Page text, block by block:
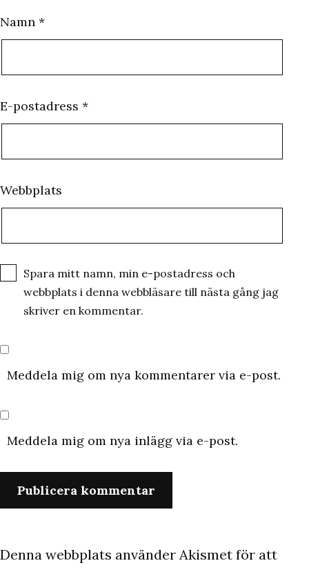
Namn *
E-postadress *
Webbplats
Spara mitt namn, min e-postadress och
webbplats i denna webbläsare till nästa gång jag
skriver en kommentar.
Meddela mig om nya kommentarer via e-post.
Meddela mig om nya inlägg via e-post.
Denna webbplats använder Akismet för att